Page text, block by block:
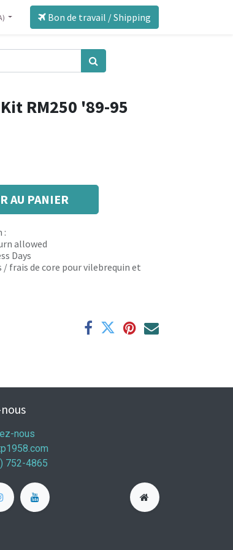
Bon de travail / Shipping
RM250 '89-95
AU PANIER
:
allowed
Days
frais de core pour vilebrequin et
nous
752-4865